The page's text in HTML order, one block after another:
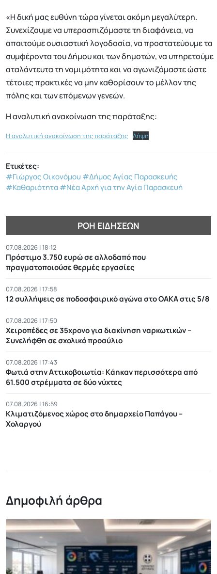
«Η δική μας ευθύνη τώρα γίνεται ακόμη μεγαλύτερη.
Συνεχίζουμε να υπερασπιζόμαστε τη διαφάνεια, να
απαιτούμε ουσιαστική λογοδοσία, να προστατεύουμε τα
συμφέροντα του Δήμου και των δημοτών, να υπηρετούμε
αταλάντευτα τη νομιμότητα και να αγωνιζόμαστε ώστε
τέτοιες πρακτικές να μην καθορίσουν το μέλλον της
πόλης και των επόμενων γενεών.
Η αναλυτική ανακοίνωση της παράταξης:
Η αναλυτική ανακοίνωση της παράταξης Λήψη
Ετικέτες:
#Γιώργος Οικονόμου #Δήμος Αγίας Παρασκευής
#Καθαριότητα#Νέα Αρχή για την Αγία Παρασκευή
ΡΟΉ ΕΙΔΉΣΕΩΝ
07.08.2026 | 18:12
Πρόστιμο 3.750 ευρώ σε αλλοδαπό που
πραγματοποιούσε θερμές εργασίες
07.08.2026 | 17:58
12 συλλήψεις σε ποδοσφαιρικό αγώνα στο ΟΑΚΑ στις 5/8
07.08.2026 | 17:50
Χειροπέδες σε 35χρονο για διακίνηση ναρκωτικών –
Συνελήφθη σε σχολικό προαύλιο
07.08.2026 | 17:43
Φωτιά στην Αττικοβοιωτία: Kάηκαν περισσότερα από
61.500 στρέμματα σε δύο νύχτες
07.08.2026 | 16:59
Κλιματιζόμενος χώρος στο δημαρχείο Παπάγου –
Χολαργού
Δημοφιλή άρθρα